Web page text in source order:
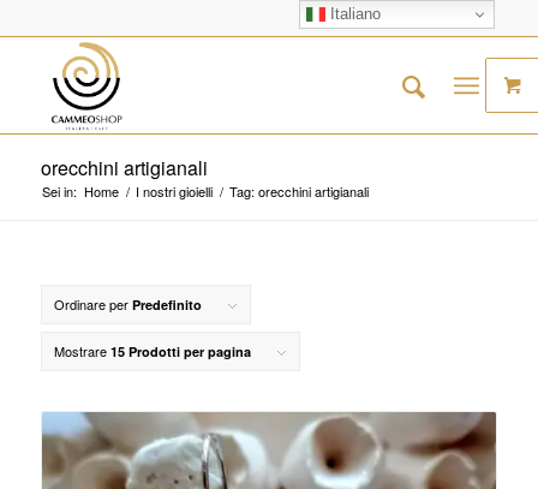
orecchini artigianali
Sei in: Home / I nostri gioielli / Tag: orecchini artigianali
Ordinare per Predefinito
Mostrare 15 Prodotti per pagina
Italiano